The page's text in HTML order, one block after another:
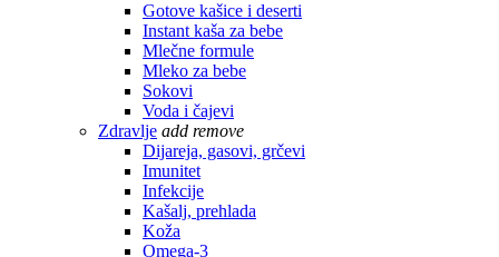
Gotove kašice i deserti
Instant kaša za bebe
Mlečne formule
Mleko za bebe
Sokovi
Voda i čajevi
Zdravlje add remove
Dijareja, gasovi, grčevi
Imunitet
Infekcije
Kašalj, prehlada
Koža
Omega-3